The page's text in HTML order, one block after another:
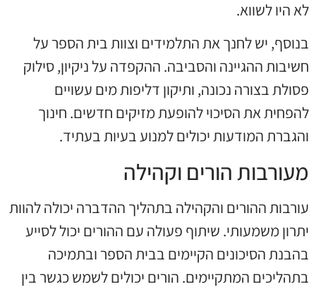
לא היו לשווא.
בנוסף, יש לחנך את התלמידים וצוות בית הספר על
חשיבות ההגיינה והסביבה. ההקפדה על ניקיון, סילוק
פסולת בצורה נכונה, ותיקון דליפות מים עשויים
להפחית את הסיכוי להופעת מזיקים חדשים. חינוך
והגברת המודעות יכולים למנוע בעיות בעתיד.
מעורבות הורים וקהילה
עורבות ההורים והקהילה בתהליך ההדברה יכולה להוות
יתרון משמעותי. שיתוף פעולה עם ההורים יכול לסייע
בהבנת הסיכונים הקיימים בבית הספר ובתמיכה
בתהליכים המתקיימים. הורים יכולים לשמש כגשר בין